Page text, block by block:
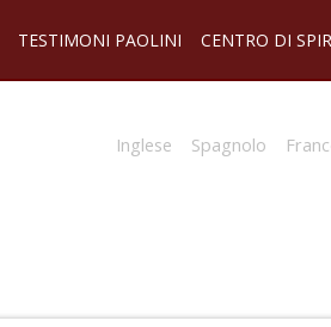
TESTIMONI PAOLINI CENTRO DI
Inglese Spagnolo